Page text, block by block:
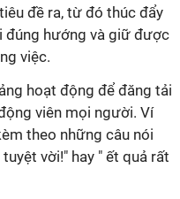
đề ra, từ đó thúc đẩy
đúng hướng và giữ được
việc.
hoạt động để đăng tải
viên mọi người. Ví
theo những câu nói
vời!" hay " ết quả rất